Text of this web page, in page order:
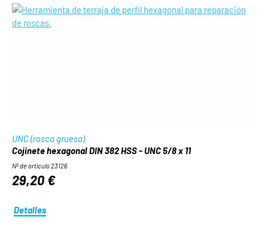
UNC (rosca gruesa)
Cojinete hexagonal DIN 382 HSS - UNC 5/8 x 11
Nº de artículo 23126
29,20 €
Detalles